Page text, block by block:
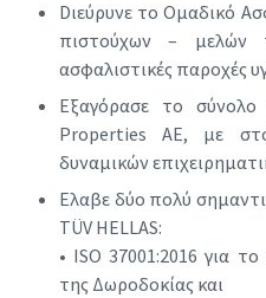
Dιεύρυνε το Ομαδικό
πιστούχων – μελών
ασφαλιστικές παροχές
Eξαγόρασε το
Properties ΑΕ, με
δυναμικών
Eλαβε δύο πολύ
TÜV HELLAS:
• ISO 37001:2016 για
της Δωροδοκίας και